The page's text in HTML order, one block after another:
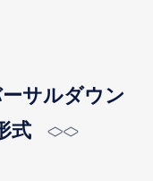
サルダウン
式